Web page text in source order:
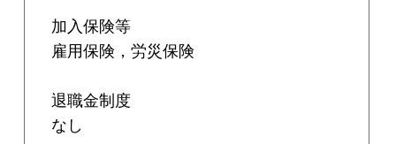
加入保険等
雇用保険，労災保険
退職金制度
なし